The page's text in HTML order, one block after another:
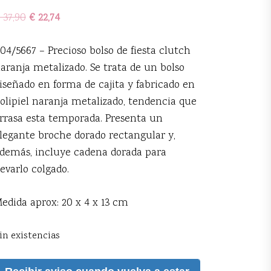
37,90 €22,74
5667 – Precioso bolso de fiesta clutch
metalizado. Se trata de un bolso
en forma de cajita y fabricado en
naranja metalizado, tendencia que
esta temporada. Presenta un
broche dorado rectangular y,
incluye cadena dorada para
colgado.
aprox: 20 x 4 x 13 cm
existencias